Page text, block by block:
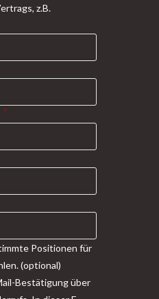
z.B.
*
Positionen für
(optional)
Bestätigung über